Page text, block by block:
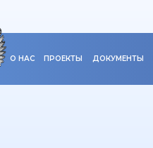
О НАС ПРОЕКТЫ ДОКУМЕНТЫ